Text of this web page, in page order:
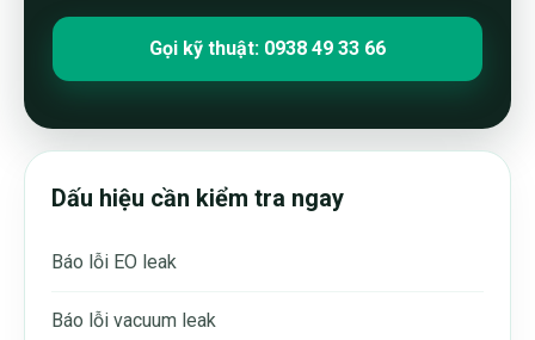
Gọi kỹ thuật: 0938 49 33 66
Dấu hiệu cần kiểm tra ngay
Báo lỗi EO leak
Báo lỗi vacuum leak